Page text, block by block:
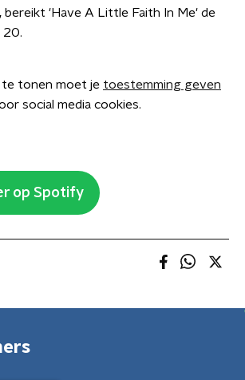
bereikt 'Have A Little Faith In Me' de
20.
te tonen moet je toestemming geven
social media cookies.
op Spotify